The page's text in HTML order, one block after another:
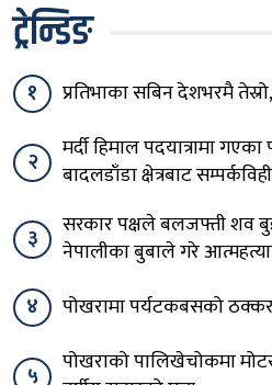
ट्रेन्डिङ
१ प्रतिभाका सबिन देशभरमै
२
मर्दी हिमाल पदयात्रामा
बादलडाँडा क्षेत्रबाट
३
सरकार पक्षले बलजफ्ती शव
नेपालीका बुबाले गरे
४
पोखरामा पर्यटकबसको
५
पोखराको पालिखेचोकमा